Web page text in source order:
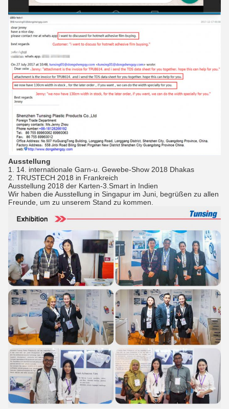
Ausstellung
1. 14. internationale Garn-u. Gewebe-Show 2018 Dhakas
2. TRUSTECH 2018 in Frankreich
Ausstellung 2018 der Karten-3.Smart in Indien
Wir haben die Ausstellung in Singapur im Juni, begrüßen zu allen
Freunde, um zu unserem Stand zu kommen.